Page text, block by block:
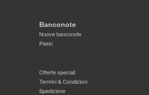
Banconote
Nuove banconote
Paesi
Offerte speciali
Termini & Condizioni
Spedizione